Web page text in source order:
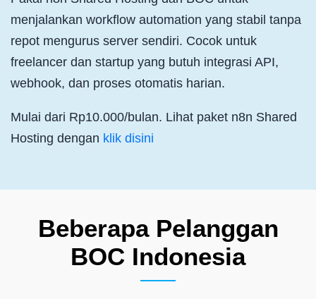
menjalankan workflow automation yang stabil tanpa
repot mengurus server sendiri. Cocok untuk
freelancer dan startup yang butuh integrasi API,
webhook, dan proses otomatis harian.
Mulai dari Rp10.000/bulan. Lihat paket n8n Shared
Hosting dengan klik disini
Beberapa Pelanggan
BOC Indonesia